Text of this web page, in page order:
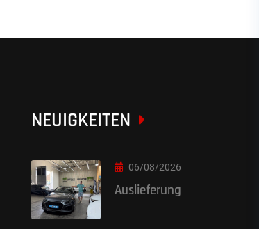
NEUIGKEITEN
06/08/2026
Auslieferung